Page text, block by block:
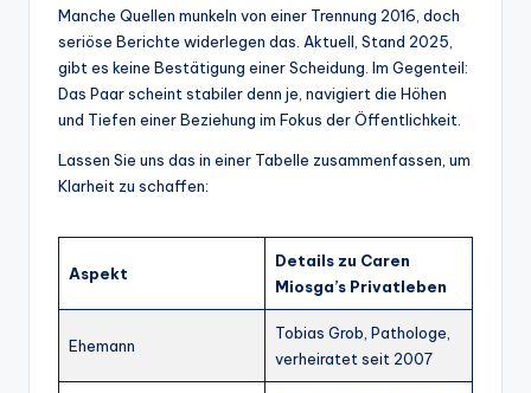
Manche Quellen munkeln von einer Trennung 2016, doch
seriöse Berichte widerlegen das. Aktuell, Stand 2025,
gibt es keine Bestätigung einer Scheidung. Im Gegenteil:
Das Paar scheint stabiler denn je, navigiert die Höhen
und Tiefen einer Beziehung im Fokus der Öffentlichkeit.
Lassen Sie uns das in einer Tabelle zusammenfassen, um
Klarheit zu schaffen:
Aspekt
Details zu Caren
Miosga’s Privatleben
Ehemann
Tobias Grob, Pathologe,
verheiratet seit 2007